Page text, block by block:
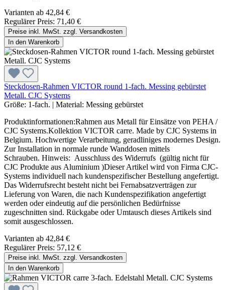
Varianten ab 42,84 €
Regulärer Preis: 71,40 €
Preise inkl. MwSt. zzgl. Versandkosten
In den Warenkorb
Steckdosen-Rahmen VICTOR round 1-fach. Messing gebürstet
Metall. CJC Systems
Größe: 1-fach. | Material: Messing gebürstet
Produktinformationen:Rahmen aus Metall für Einsätze von PEHA /
CJC Systems.Kollektion VICTOR carre. Made by CJC Systems in
Belgium. Hochwertige Verarbeitung, geradliniges modernes Design.
Zur Installation in normale runde Wanddosen mittels
Schrauben. Hinweis: Ausschluss des Widerrufs (gültig nicht für
CJC Produkte aus Aluminium )Dieser Artikel wird von Firma CJC-
Systems individuell nach kundenspezifischer Bestellung angefertigt.
Das Widerrufsrecht besteht nicht bei Fernabsatzverträgen zur
Lieferung von Waren, die nach Kundenspezifikation angefertigt
werden oder eindeutig auf die persönlichen Bedürfnisse
zugeschnitten sind. Rückgabe oder Umtausch dieses Artikels sind
somit ausgeschlossen.
Varianten ab 42,84 €
Regulärer Preis: 57,12 €
Preise inkl. MwSt. zzgl. Versandkosten
In den Warenkorb